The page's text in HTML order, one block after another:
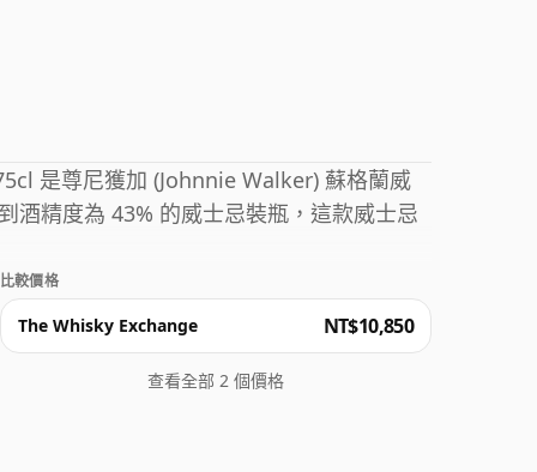
是尊尼獲加 (Johnnie Walker) 蘇格蘭威
酒精度為 43% 的威士忌裝瓶，這款威士忌
比較價格
The Whisky Exchange NT$10,850
查看全部 2 個價格